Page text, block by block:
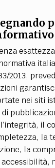
2013,
nei siti
il
la
la
accessibilità,